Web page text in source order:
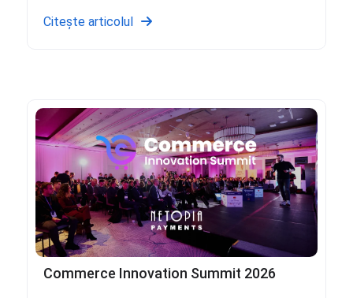
Citește articolul
Commerce Innovation Summit 2026